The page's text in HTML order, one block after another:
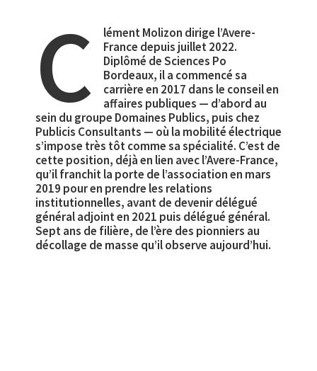
C
lément Molizon dirige l’Avere-
France depuis juillet 2022.
Diplômé de Sciences Po
Bordeaux, il a commencé sa
carrière en 2017 dans le conseil en
affaires publiques — d’abord au
sein du groupe Domaines Publics, puis chez
Publicis Consultants — où la mobilité électrique
s’impose très tôt comme sa spécialité. C’est de
cette position, déjà en lien avec l’Avere-France,
qu’il franchit la porte de l’association en mars
2019 pour en prendre les relations
institutionnelles, avant de devenir délégué
général adjoint en 2021 puis délégué général.
Sept ans de filière, de l’ère des pionniers au
décollage de masse qu’il observe aujourd’hui.